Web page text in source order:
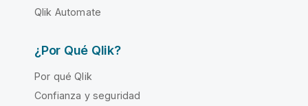
Qlik Automate
¿Por Qué Qlik?
Por qué Qlik
Confianza y seguridad